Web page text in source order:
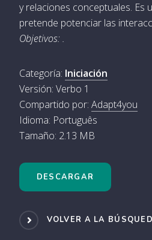
y relaciones conceptuales. Es
pretende potenciar las
Objetivos: .
Categoría: Iniciación
Versión: Verbo 1
Compartido por: Adapt4you
Idioma: Português
Tamaño: 2.13 MB
DESCARGAR
VOLVER A LA